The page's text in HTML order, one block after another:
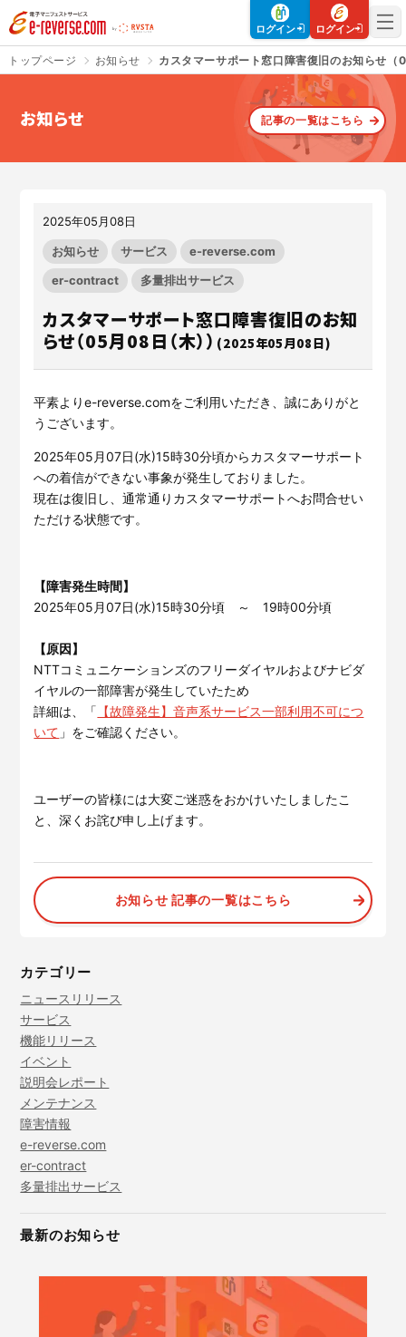
電子マニフェストサービス | e-reverse.com（イーリバースドットコ
ログイン ログイン
さよなら、紙マニフェスト
サービスサイトを見る
建設現場をICTでスマートに
入退場も、調整会議も、もっと
ラクに
Buildeeと連携した機器及び シス
テムを提供するサービスです。
サービスサイトを見る
CO₂排出量を「見える化」して
みる？
建設業界に特化したCO₂排出量
の算出・可視化が可能な新しい
サービスサイトを見る
現場に伝える。伝わる。
施工管理業務の標準化とノウハ
ウ継承を支援するサービスで
建設現場の”ありがとう”をカ
タチに。
トップページ お知らせ カスタマーサポート窓口障害復旧のお知らせ
お知らせ 記事の一覧はこちら
2025年05月08日
お知らせ サービス e-reverse.com
er-contract 多量排出サービス
カスタマーサポート窓口障害復旧のお知
らせ（05月08日（木）） (2025年05月08日)
平素よりe-reverse.comをご利用いただき、誠にありがと
うございます。
2025年05月07日(水)15時30分頃からカスタマーサポート
への着信ができない事象が発生しておりました。
現在は復旧し、通常通りカスタマーサポートへお問合せい
ただける状態です。
【障害発生時間】
2025年05月07日(水)15時30分頃 ～ 19時00分頃
【原因】
NTTコミュニケーションズのフリーダイヤルおよびナビダ
イヤルの一部障害が発生していたため
詳細は、「 【故障発生】音声系サービス一部利用不可につ
いて 」をご確認ください。
ユーザーの皆様には大変ご迷惑をおかけいたしましたこ
と、深くお詫び申し上げます。
お知らせ 記事の一覧はこちら
カテゴリー
ニュースリリース
サービス
機能リリース
イベント
説明会レポート
メンテナンス
障害情報
e-reverse.com
er-contract
多量排出サービス
最新のお知らせ